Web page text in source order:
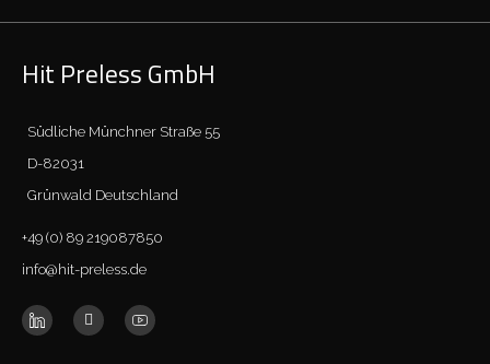
Hit Preless GmbH
Südliche Münchner Straße 55
D-82031
Grünwald Deutschland
+49 (0) 89 219087850
info@hit-preless.de